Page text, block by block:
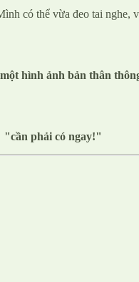
có thể vừa đeo tai nghe,
hình ảnh bản thân
phải có ngay!"